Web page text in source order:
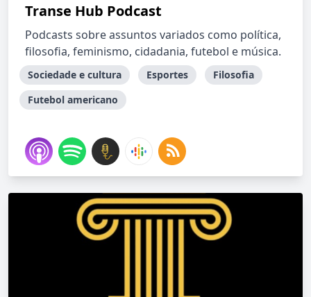
Transe Hub Podcast
Podcasts sobre assuntos variados como política,
filosofia, feminismo, cidadania, futebol e música.
Sociedade e cultura Esportes
Filosofia
Futebol americano